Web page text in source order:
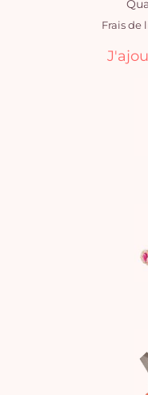
Frais de